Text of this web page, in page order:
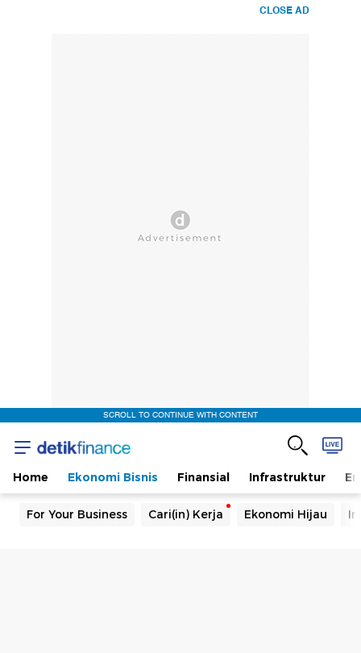
CLOSE AD
SCROLL TO CONTINUE WITH CONTENT
Home Ekonomi Bisnis Finansial Infrastruktur
For Your Business Cari(in) Kerja Ekonomi Hijau